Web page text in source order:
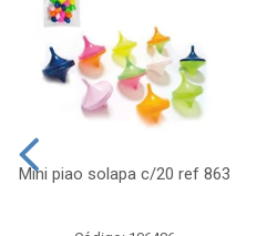
Mini piao solapa c/20 ref 863